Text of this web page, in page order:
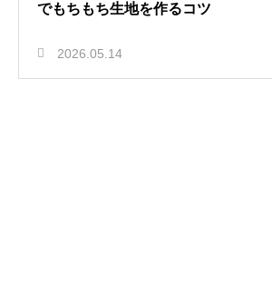
でもちもち生地を作るコツ
2026.05.14